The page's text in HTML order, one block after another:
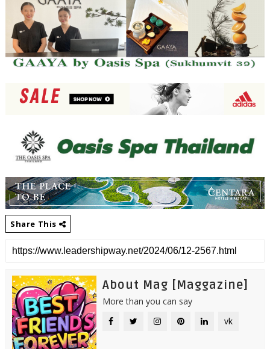
Share This
About Mag [Maggazine]
More than you can say
vk